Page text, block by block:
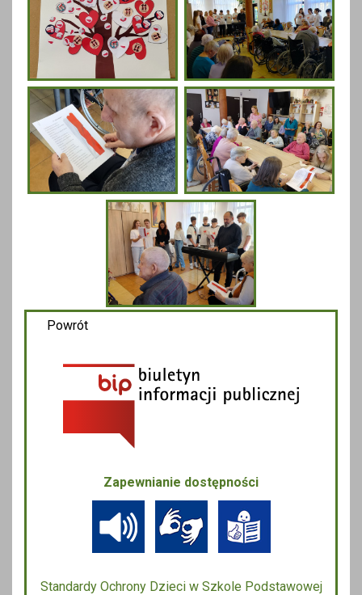
Powrót
Zapewnianie dostępności
Standardy Ochrony Dzieci w Szkole Podstawowej